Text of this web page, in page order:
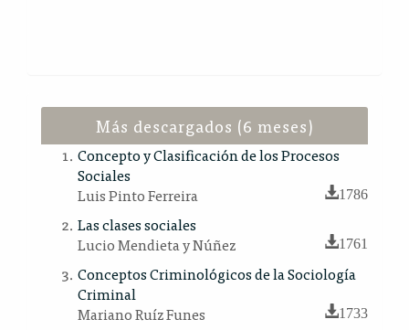
Más descargados (6 meses)
Concepto y Clasificación de los Procesos
Sociales
Luis Pinto Ferreira
1786
Las clases sociales
Lucio Mendieta y Núñez
1761
Conceptos Criminológicos de la Sociología
Criminal
Mariano Ruíz Funes
1733